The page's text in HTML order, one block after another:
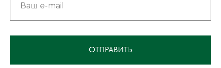
ОТПРАВИТЬ